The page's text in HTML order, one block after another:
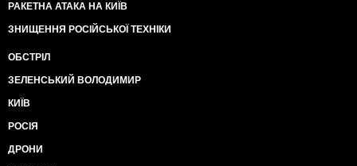
РАКЕТНА АТАКА НА КИЇВ
ЗНИЩЕННЯ РОСІЙСЬКОЇ ТЕХНІКИ
ОБСТРІЛ
ЗЕЛЕНСЬКИЙ ВОЛОДИМИР
КИЇВ
РОСІЯ
ДРОНИ